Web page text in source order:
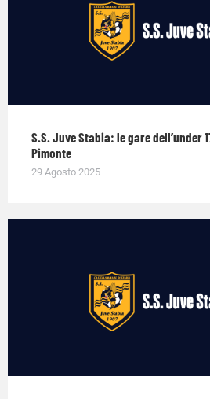
S.S. Juve Stabia: le gare dell’under
Pimonte
29 Agosto 2025